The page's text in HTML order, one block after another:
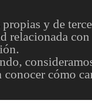
y de
relacionada
cómo